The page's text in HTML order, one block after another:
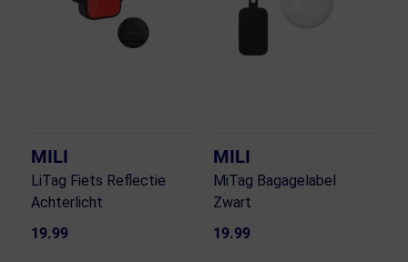
MILI
LiTag Fiets Reflectie
Achterlicht
19.99
MILI
MiTag Bagagelabel
Zwart
19.99